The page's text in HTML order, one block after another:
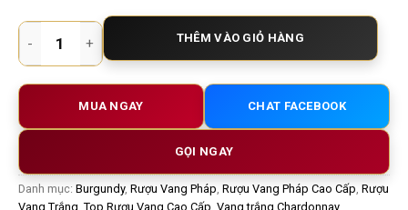
Rượu vang trắng Maison Roche de Bellene Meursault
THÊM VÀO GIỎ HÀNG
MUA NGAY CHAT FACEBOOK
GỌI NGAY
Danh mục: Burgundy, Rượu Vang Pháp Rượu Vang Pháp Cao Cấp Rượu
Vang Trắng Top Rượu Vang Cao Cấp Vang trắng Chardonnay